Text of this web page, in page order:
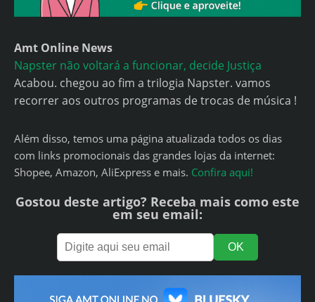
Amt Online News
Napster não voltará a funcionar, decide Justiça
Acabou. chegou ao fim a trilogia Napster. vamos
recorrer aos outros programas de trocas de música !
Além disso, temos uma página atualizada todos os dias
com links promocionais das grandes lojas da internet:
Shopee, Amazon, AliExpress e mais. Confira aqui!
Gostou deste artigo? Receba mais como este
em seu email: